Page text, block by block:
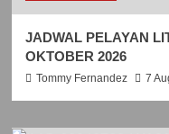
JADWAL PELAYAN
OKTOBER 2026
Tommy Fernandez 7